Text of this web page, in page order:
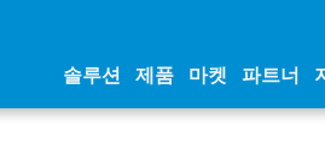
솔루션 제품 마켓 파트너